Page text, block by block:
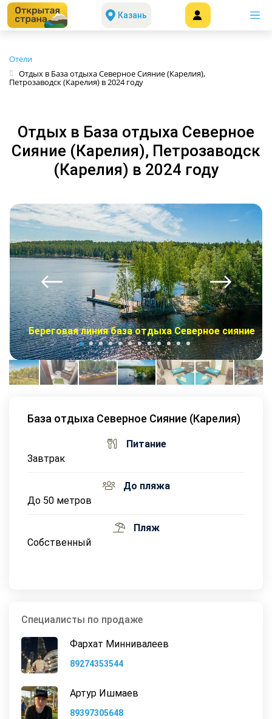
Казань
Отели
Отдых в База отдыха Северное Сияние (Карелия),
Петрозаводск (Карелия) в 2024 году
Отдых в База отдыха Северное
Сияние (Карелия), Петрозаводск
(Карелия) в 2024 году
Береговая линия база отдыха Северное сияние
База отдыха Северное Сияние (Карелия)
Питание
Завтрак
До пляжа
До 50 метров
Пляж
Собственный
Специалисты по продаже
Фархат Миннивалеев
89274353544
Артур Ишмаев
89397305648